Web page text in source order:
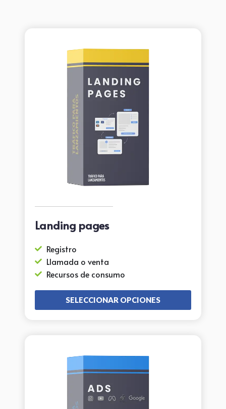
Landing pages
Registro
Llamada o venta
Recursos de consumo
SELECCIONAR OPCIONES